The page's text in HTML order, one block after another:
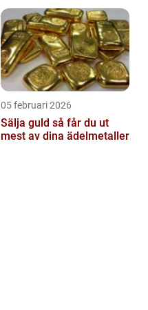
05 februari 2026
Sälja guld så får du ut
mest av dina ädelmetaller